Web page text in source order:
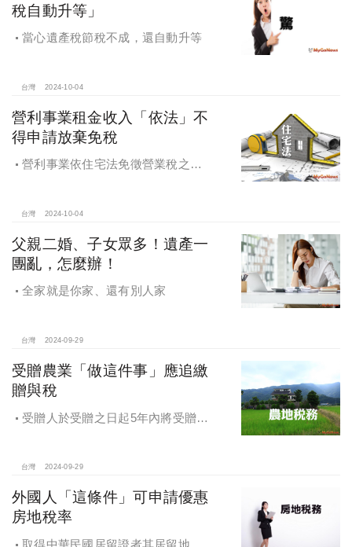
稅自動升等」
當心遺產稅節稅不成，還自動升等
台灣 2024-10-04
營利事業租金收入「依法」不
得申請放棄免稅
營利事業依住宅法免徵營業稅之租
台灣 2024-10-04
父親二婚、子女眾多！遺產一
團亂，怎麼辦！
全家就是你家、還有別人家
台灣 2024-09-29
受贈農業「做這件事」應追繳
贈與稅
受贈人於受贈之日起5年內將受贈之
台灣 2024-09-29
外國人「這條件」可申請優惠
房地稅率
取得中華民國居留證者其居留地址